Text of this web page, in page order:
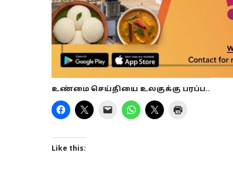
உண்மை செய்தியை உலகுக்கு பரப்ப..
Like this: